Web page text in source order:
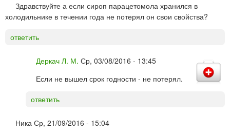
Здравствуйте а если сироп парацетомола хранился в
холодильнике в течении года не потерял он свои свойства?
ответить
Деркач Л. М. Ср, 03/08/2016 - 13:45
Если не вышел срок годности - не потерял.
ответить
Ника Ср, 21/09/2016 - 15:04